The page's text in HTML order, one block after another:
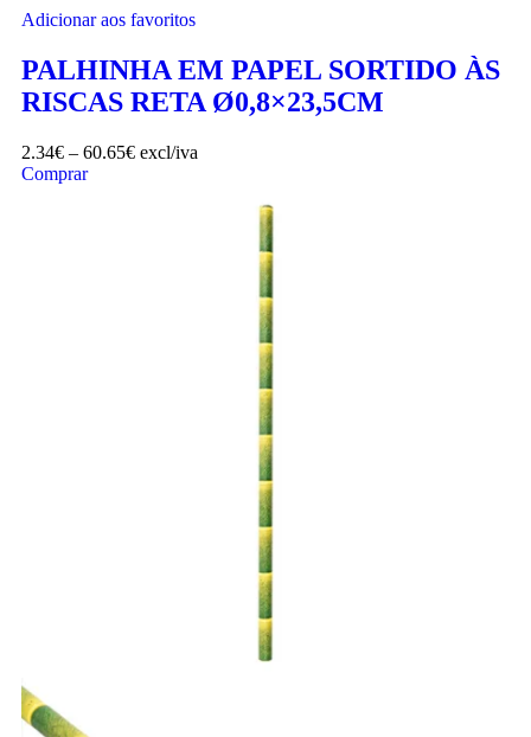
Adicionar aos favoritos
PALHINHA EM PAPEL SORTIDO ÀS
RISCAS RETA Ø0,8×23,5CM
2.34€ – 60.65€ excl/iva
Comprar